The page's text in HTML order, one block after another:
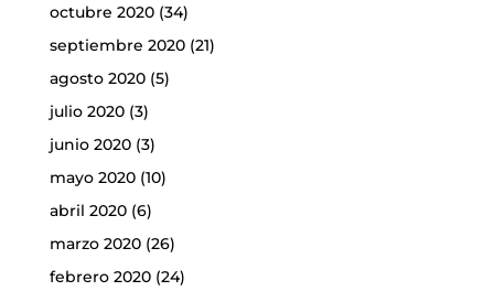
octubre 2020(34)
septiembre 2020(21)
agosto 2020(5)
julio 2020(3)
junio 2020(3)
mayo 2020(10)
abril 2020(6)
marzo 2020(26)
febrero 2020(24)